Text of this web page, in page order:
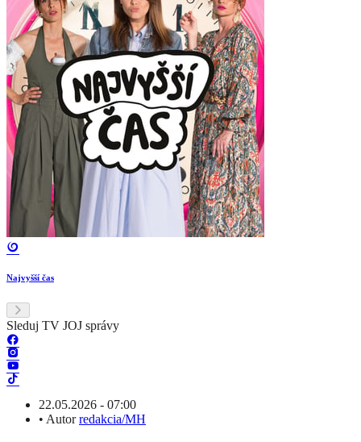
Najvyšší čas
Sleduj TV JOJ správy
22.05.2026 - 07:00
• Autorredakcia/MH